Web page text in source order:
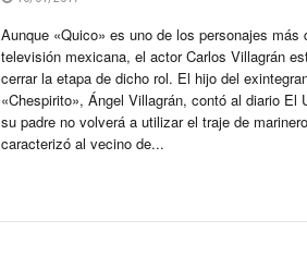
Aunque «Quico» es uno de los personajes más
televisión mexicana, el actor Carlos Villagrán
cerrar la etapa de dicho rol. El hijo del
«Chespirito», Ángel Villagrán, contó al diario El
su padre no volverá a utilizar el traje de
caracterizó al vecino de...